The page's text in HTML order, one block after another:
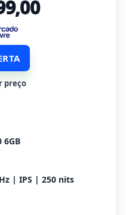
preço
6GB
| IPS | 250 nits